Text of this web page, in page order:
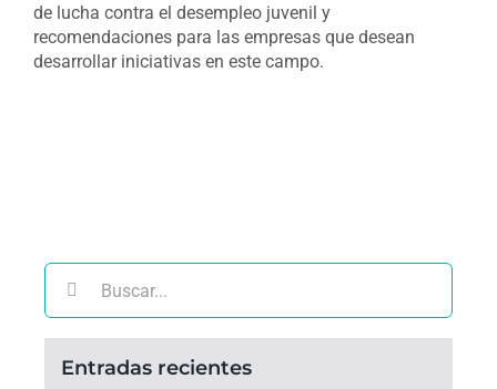
de lucha contra el desempleo juvenil y
recomendaciones para las empresas que desean
desarrollar iniciativas en este campo.
Buscar:
Entradas recientes